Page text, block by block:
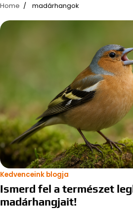
Home madárhangok
Kedvenceink blogja
Ismerd fel a természet
madárhangjait!